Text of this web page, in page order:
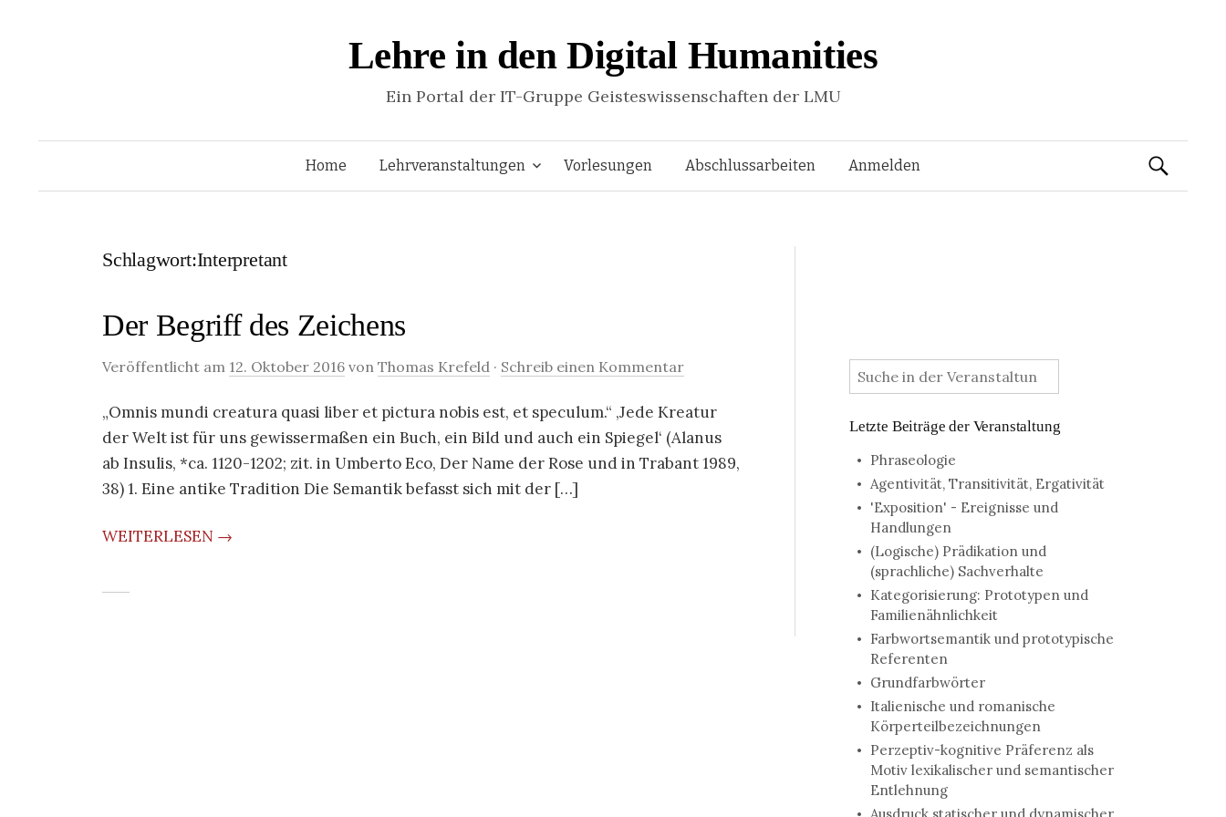
Lehre in den Digital Humanities
Ein Portal der IT-Gruppe Geisteswissenschaften der LMU
Springe
Home Lehrveranstaltungen Vorlesungen Abschlussarbeiten Anmelden Suchen
Schlagwort:Interpretant
Der Begriff des Zeichens
Veröffentlicht am 12. Oktober 2016 von Thomas Krefeld · Schreib einen Kommentar
„Omnis mundi creatura quasi liber et pictura nobis est, et speculum.“ ‚Jede Kreatur
der Welt ist für uns gewissermaßen ein Buch, ein Bild und auch ein Spiegel‘ (Alanus
ab Insulis, *ca. 1120-1202; zit. in Umberto Eco, Der Name der Rose und in Trabant 1989,
38) 1. Eine antike Tradition Die Semantik befasst sich mit der […]
WEITERLESEN →
:
Letzte Beiträge der Veranstaltung
Phraseologie
Agentivität, Transitivität, Ergativität
'Exposition' - Ereignisse und
Handlungen
(Logische) Prädikation und
(sprachliche) Sachverhalte
Kategorisierung: Prototypen und
Familienähnlichkeit
Farbwortsemantik und prototypische
Referenten
Grundfarbwörter
Italienische und romanische
Körperteilbezeichnungen
Perzeptiv-kognitive Präferenz als
Motiv lexikalischer und semantischer
Entlehnung